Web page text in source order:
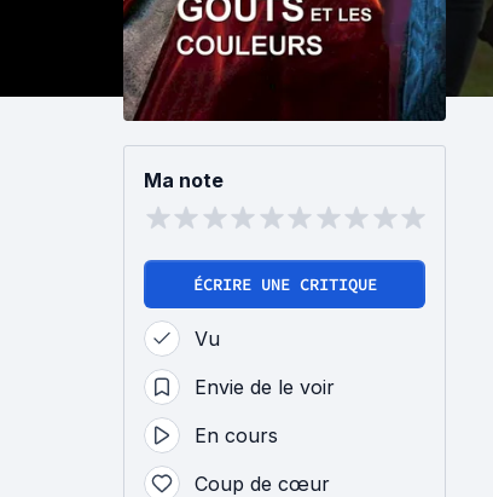
Ma note
ÉCRIRE UNE CRITIQUE
Vu
Envie de le voir
En cours
Coup de cœur